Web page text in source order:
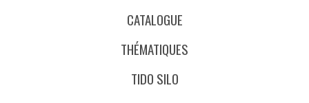
CATALOGUE
THÉMATIQUES
TIDO SILO